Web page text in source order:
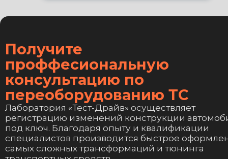
10. Установка рулевого
Его задача гасить вибрации и резкие удары
рулевому механизму. Чаще всего
устанавливают на внедорожниках.
11. Монтаж защитных дуг в
передний и задний бампер, а
также в бортовой кузов.
Получите
проффесиональную
консультацию по
переоборудованию ТС
Лаборатория «Тест-Драйв» осуществляет
регистрацию изменений конструкции
под ключ. Благодаря опыту и квалификации
специалистов производится быстрое
самых сложных трансформаций и тюнинга